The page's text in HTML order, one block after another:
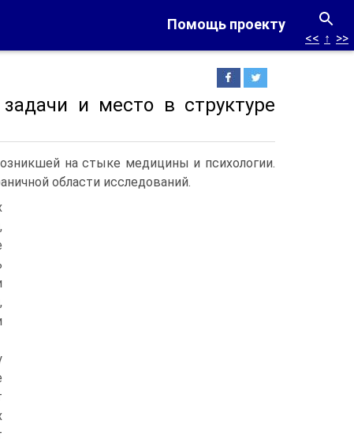
Помощь проекту
<< ↑ >>
и место в структуре
на стыке медицины и психологии.
области исследований.